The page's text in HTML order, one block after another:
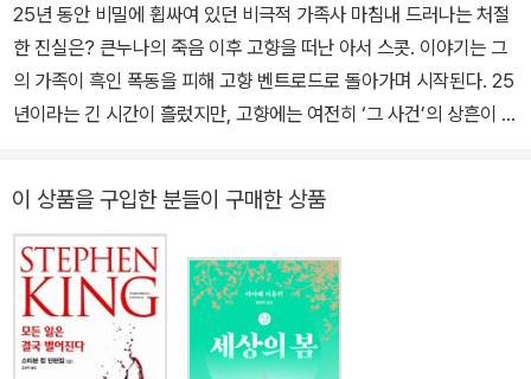
상이라 불릴 만큼 권위를 자랑하는 에드거상의 육십여 년 역사에서
최우수신인상과 최우수장편상을 모두 수상한 여성 작가는 로리 로이
가 유일하다. 세 권의 책 모두 1960년대 전후의 지방 도시를 배경으
로 하는 가족의 비극을 다룸으로써, 로리 오리는 미국 ‘자기 중심의 시
작가는 현재 플로리다에서 가족과 함께 살면서 열정적 집필을 이어가
고 있다.
25년 동안 비밀에 휩싸여 있던 비극적 가족사 마침내 드러나는 처절
한 진실은? 큰누나의 죽음 이후 고향을 떠난 아서 스콧. 이야기는 그
의 가족이 흑인 폭동을 피해 고향 벤트로드로 돌아가며 시작된다. 25
년이라는 긴 시간이 흘렀지만, 고향에는 여전히 ‘그 사건’의 상흔이 곳
보낸다. 게다가 고향에 돌아온 뒤로 아서의 막내딸 이브는 죽은 고모
의 유품에 지나치게 집착하고, 아들 대니얼은 어쩐지 아서의 총에 관
심을 보인다. 아서는 소중한 것을 잃을 것 같다는 불안감에 휩싸이기
시작하는데…. 서걱거리는 긴장감, 죄어드는 공포 첫 장부터 마지막
장까지, 쉴 새 없이 이어지는 찐득한 서스펜스! <라이브러리 저널>
이 상품을 구입한 분들이 구매한 상품